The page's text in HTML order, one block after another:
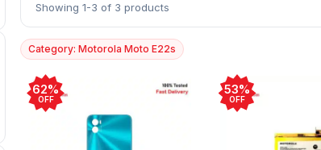
Showing 1-3 of 3 products
Category: Motorola Moto E22s
62%
OFF
53%
OFF